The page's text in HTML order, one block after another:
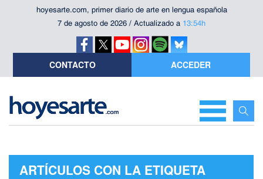
hoyesarte.com, primer diario de arte en lengua española
7 de agosto de 2026 / Actualizado a 13:54h
CONTACTO ACCEDER
ARTÍCULOS CON LA ETIQUETA